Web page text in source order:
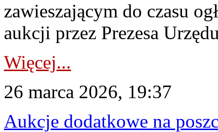
zawieszającym do czasu
aukcji przez Prezesa
Więcej...
26 marca 2026, 19:37
Aukcje dodatkowe na